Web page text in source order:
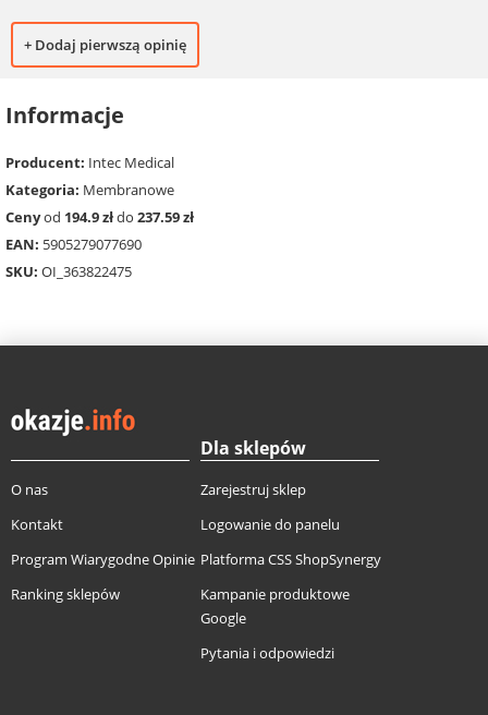
+ Dodaj pierwszą opinię
Informacje
Producent: Intec Medical
Kategoria: Membranowe
Cenyod 194.9 złdo 237.59 zł
EAN: 5905279077690
SKU: OI_363822475
O nas
Kontakt
Program Wiarygodne Opinie
Ranking sklepów
Dla sklepów
Zarejestruj sklep
Logowanie do panelu
Platforma CSS ShopSynergy
Kampanie produktowe
Google
Pytania i odpowiedzi